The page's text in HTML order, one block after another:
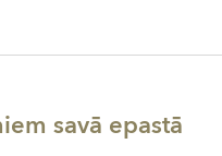
savā epastā